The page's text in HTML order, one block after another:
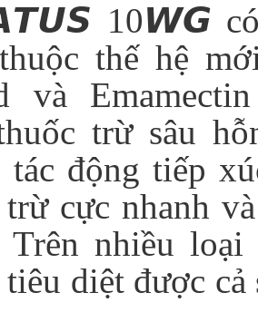
10𝙒𝙂 có
thế hệ
và
trừ sâu
tác động tiếp
cực nhanh
nhiều loại
diệt được cả